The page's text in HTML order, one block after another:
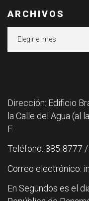
ARCHIVOS
Dirección: Edificio
la Calle del Agua (al
F.
Teléfono: 385-8777
Correo electrónico:
En Segundos es el